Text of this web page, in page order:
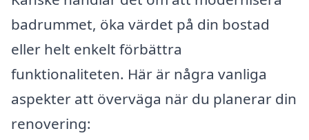
badrummet, öka värdet på din bostad
eller helt enkelt förbättra
funktionaliteten. Här är några vanliga
aspekter att överväga när du planerar din
renovering: